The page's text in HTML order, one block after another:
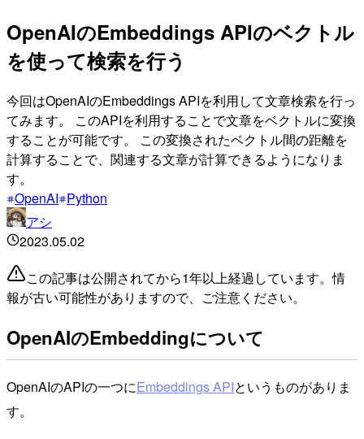
OpenAIのEmbeddings APIのベクトル
を使って検索を行う
今回はOpenAIのEmbeddings APIを利用して文章検索を行っ
てみます。 このAPIを利用することで文章をベクトルに変換
することが可能です。 この変換されたベクトル間の距離を
計算することで、関連する文章が計算できるようになりま
す。
OpenAI Python
アシ
2023.05.02
この記事は公開されてから1年以上経過しています。情
報が古い可能性がありますので、ご注意ください。
OpenAIのEmbeddingについて
OpenAIのAPIの一つにEmbeddings APIというものがありま
す。